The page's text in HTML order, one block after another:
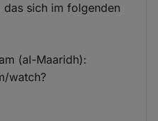
sich im folgenden
(al-Maaridh):
watch?